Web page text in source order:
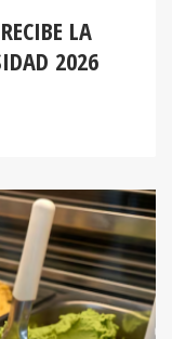
LA
2026